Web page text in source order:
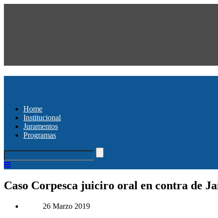
Home
Institucional
Juramentos
Programas
Caso Corpesca juiciro oral en contra de
26 Marzo 2019